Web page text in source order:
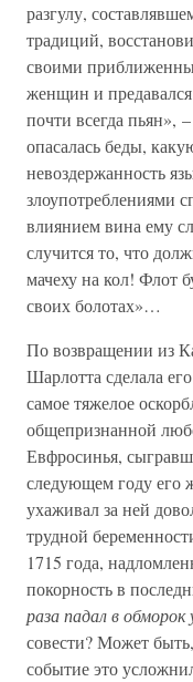
разгулу,
традиций,
своими
женщин и
почти всегда пьян»,
опасалась беды,
невоздержанность
злоупотреблениями
влиянием вина ему
случится то, что
мачеху на кол! Флот
своих болотах»…
По возвращении из
Шарлотта сделала
самое тяжелое
общепризнанной
Евфросинья,
следующем году его
ухаживал за ней
трудной
1715 года,
покорность в
раза падал в обморок
совести? Может
событие это